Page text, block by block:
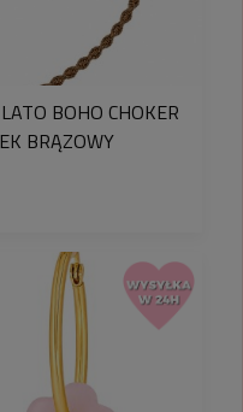
BOHO CHOKER
BRĄZOWY